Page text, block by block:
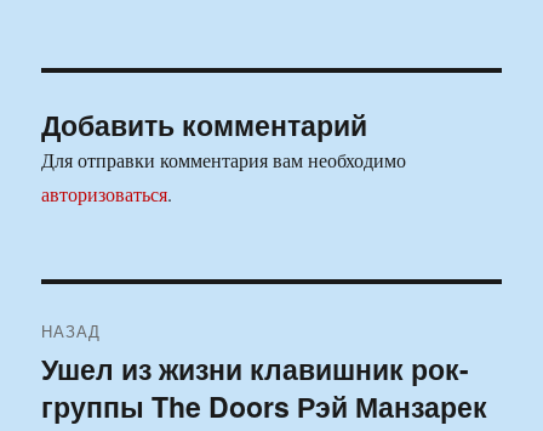
Добавить комментарий
Для отправки комментария вам необходимо
авторизоваться.
по
записям
НАЗАД
Предыдущая
запись:
Ушел из жизни клавишник рок-
группы The Doors Рэй Манзарек